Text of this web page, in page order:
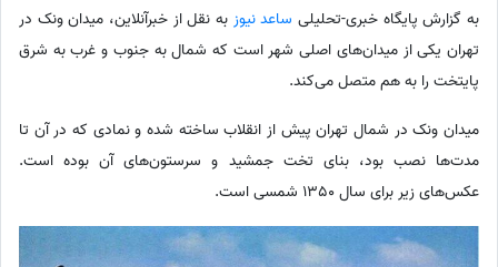
به گزارش پایگاه خبری-تحلیلی ساعد نیوز به نقل از خبرآنلاین، میدان ونک در
تهران یکی از میدان‌های اصلی شهر است که شمال به جنوب و غرب به شرق
پایتخت را به هم متصل می‌کند.
میدان ونک در شمال تهران پیش از انقلاب ساخته شده و نمادی که در آن تا
مدت‌ها نصب بود، بنای تخت جمشید و سرستون‌های آن بوده است.
عکس‌های زیر برای سال 1350 شمسی است.